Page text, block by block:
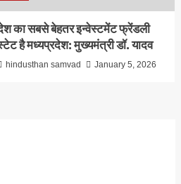
का सबसे बेहतर इन्वेस्टमेंट फ्रेंडली
है मध्यप्रदेश: मुख्यमंत्री डॉ. यादव
hindusthan samvad January 5, 2026